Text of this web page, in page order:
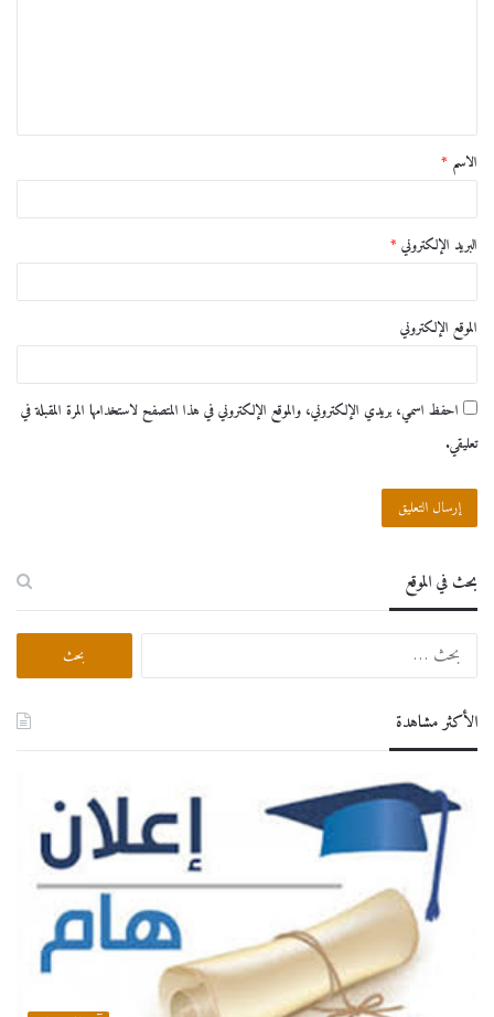
ق
*
الاسم *
البريد الإلكتروني *
الموقع الإلكتروني
احفظ اسمي، بريدي الإلكتروني، والموقع الإلكتروني في هذا المتصفح لاستخدامها المرة المقبلة في
تعليقي.
بحث في الموقع
البحث
الأكثر مشاهدة